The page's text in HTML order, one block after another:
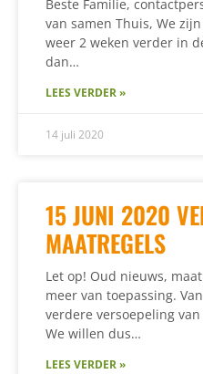
Beste Familie,
van samen Thuis, We
weer 2 weken verder in
dan…
LEES VERDER »
14 juli 2020
15 JUNI 2020
MAATREGELS
Let op! Oud nieuws,
meer van toepassing.
verdere versoepeling
We willen dus…
LEES VERDER »